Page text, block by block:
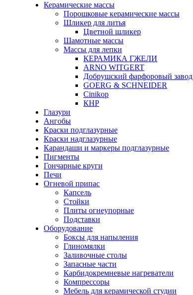
Керамические массы
Порошковые керамические массы
Шликер для литья
Цветной шликер
Шамотные массы
Массы для лепки
КЕРАМИКА ГЖЕЛИ
ARNO WITGERT
Добрушский фарфоровый завод
GOERG & SCHNEIDER
Cinikop
КНР
Глазури
Ангобы
Краски подглазурные
Краски надглазурные
Карандаши и маркеры подглазурные
Пигменты
Гончарные круги
Печи
Огневой припас
Капсель
Стойки
Плиты огнеупорные
Подставки
Оборудование
Боксы для напыления
Глиномялки
Заливочные столы
Запасные части
Карбидокремневые нагреватели
Компрессоры
Мебель для керамической студии